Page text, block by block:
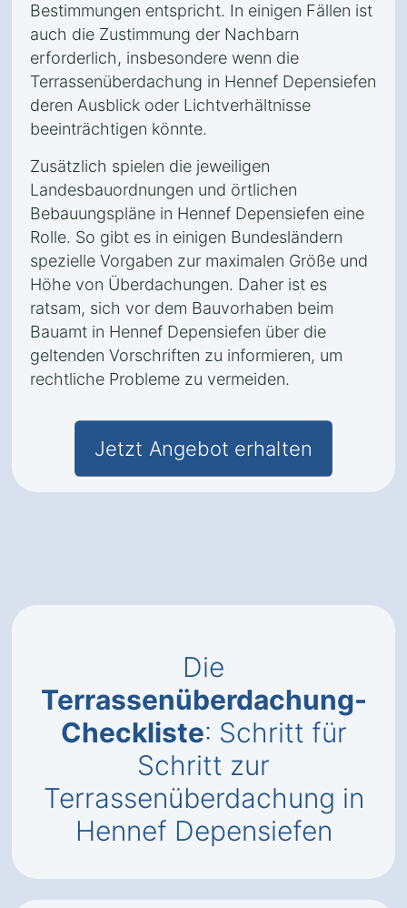
Bestimmungen entspricht. In einigen Fällen ist
auch die Zustimmung der Nachbarn
erforderlich, insbesondere wenn die
Terrassenüberdachung in Hennef Depensiefen
deren Ausblick oder Lichtverhältnisse
beeinträchtigen könnte.
Zusätzlich spielen die jeweiligen
Landesbauordnungen und örtlichen
Bebauungspläne in Hennef Depensiefen eine
Rolle. So gibt es in einigen Bundesländern
spezielle Vorgaben zur maximalen Größe und
Höhe von Überdachungen. Daher ist es
ratsam, sich vor dem Bauvorhaben beim
Bauamt in Hennef Depensiefen über die
geltenden Vorschriften zu informieren, um
rechtliche Probleme zu vermeiden.
Jetzt Angebot erhalten
Die
Terrassenüberdachung-
Checkliste: Schritt für
Schritt zur
Terrassenüberdachung in
Hennef Depensiefen